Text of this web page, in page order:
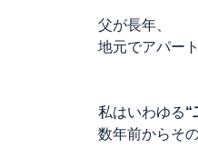
父が長年、
地元でアパー
私はいわゆる“
数年前からそ